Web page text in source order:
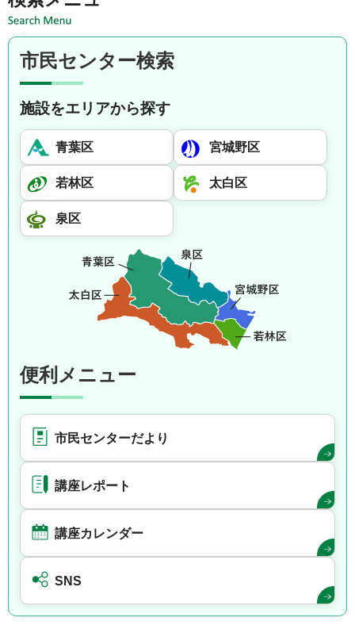
市民センター検索
施設をエリアから探す
青葉区 宮城野区
若林区 太白区
泉区
便利メニュー
市民センターだより
講座レポート
講座カレンダー
SNS